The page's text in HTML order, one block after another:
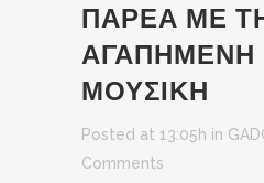
ΠΑΡΕΑ ΜΕ
ΑΓΑΠΗΜΕΝΗ
ΜΟΥΣΙΚΗ
Posted at 13:05h in
Comments